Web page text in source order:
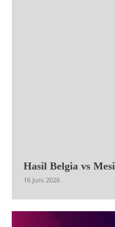
Hasil Belgia vs
16 Juni 2026